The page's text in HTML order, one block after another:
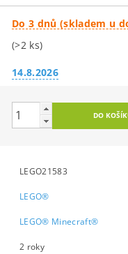
Do 3 dnů (skladem u
(>2 ks)
14.8.2026
LEGO21583
LEGO®
LEGO® Minecraft®
2 roky